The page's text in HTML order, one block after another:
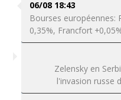
06/08 18:43
Bourses européennes:
0,35%, Francfort
Zelensky en
l'invasion russe